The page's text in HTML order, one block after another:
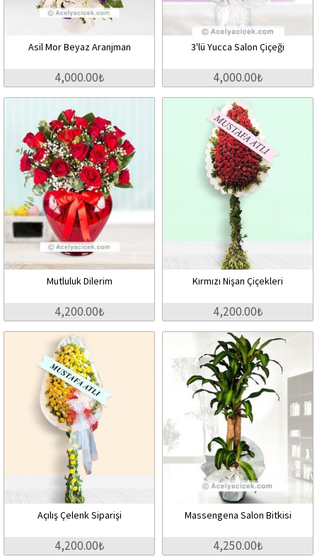
Asil Mor Beyaz Aranjman
4,000.00₺
3'lü Yucca Salon Çiçeği
4,000.00₺
Mutluluk Dilerim
4,200.00₺
Kırmızı Nişan Çiçekleri
4,200.00₺
Açılış Çelenk Siparişi
4,200.00₺
Massengena Salon Bitkisi
4,250.00₺